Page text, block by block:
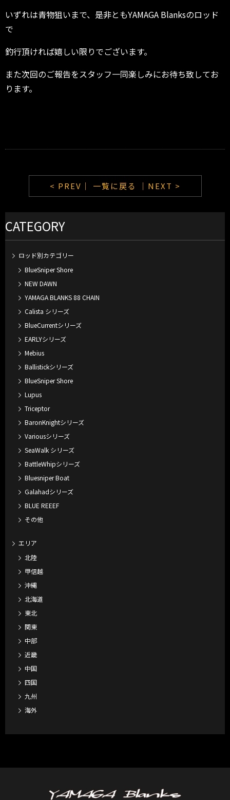
いずれは青物狙いまで、是非ともYAMAGA Blanksのロッド
で
釣行頂ければ嬉しい限りでございます。
また次回のご報告をスタッフ一同楽しみにお待ち致してお
ります。
< PREV｜ 一覧に戻る ｜NEXT >
CATEGORY
ロッド別カテゴリー
BlueSniper Shore
NEW DAWN
YAMAGA BLANKS 88 CHAIN
Calista シリーズ
BlueCurrentシリーズ
EARLYシリーズ
Mebius
Ballistickシリーズ
BlueSniper Shore
Lupus
Triceptor
BaronKnightシリーズ
Variousシリーズ
SeaWalk シリーズ
BattleWhipシリーズ
Bluesniper Boat
Galahadシリーズ
BLUE REEEF
その他
エリア
北陸
甲信越
沖縄
北海道
東北
関東
中部
近畿
中国
四国
九州
海外